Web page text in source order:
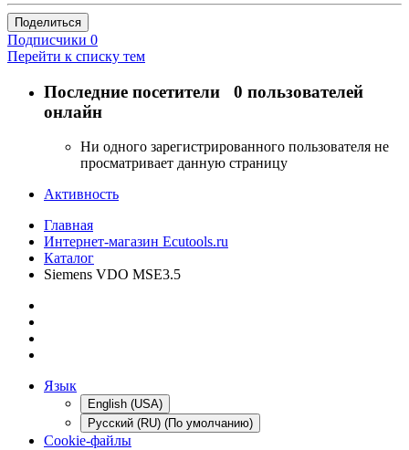
Поделиться
Подписчики 0
Перейти к списку тем
Последние посетители 0 пользователей
онлайн
Ни одного зарегистрированного пользователя не
просматривает данную страницу
Активность
Главная
Интернет-магазин Ecutools.ru
Каталог
Siemens VDO MSE3.5
Язык
English (USA)
Русский (RU) (По умолчанию)
Cookie-файлы